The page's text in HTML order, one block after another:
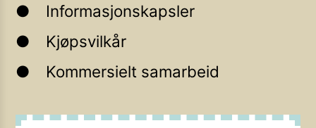
Informasjonskapsler
Kjøpsvilkår
Kommersielt samarbeid